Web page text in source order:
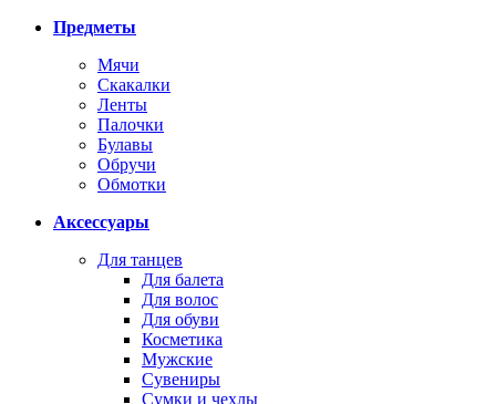
Предметы
Мячи
Скакалки
Ленты
Палочки
Булавы
Обручи
Обмотки
Аксессуары
Для танцев
Для балета
Для волос
Для обуви
Косметика
Мужские
Сувениры
Сумки и чехлы